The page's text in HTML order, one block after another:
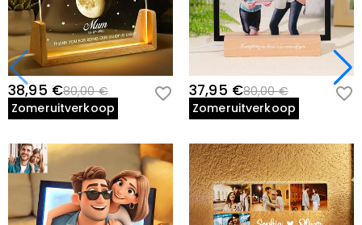
38,95 €80,00 €
Zomeruitverkoop
37,95 €80,00 €
Zomeruitverkoop